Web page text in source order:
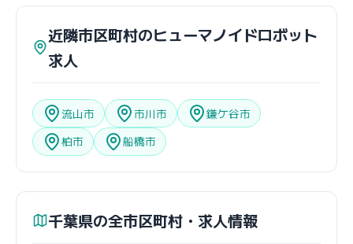
近隣市区町村のヒューマノイドロボット
求人
流山市 市川市
鎌ケ谷市
柏市
船橋市
千葉県の全市区町村・求人情報